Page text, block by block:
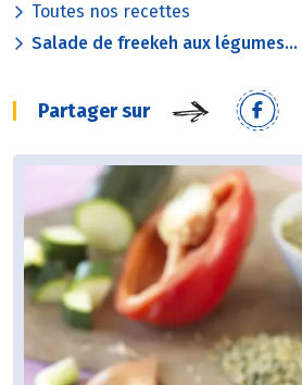
Toutes nos recettes
Salade de freekeh aux légumes...
Partager sur